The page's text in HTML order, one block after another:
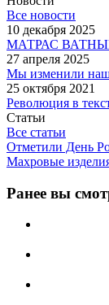
Все новости
10 декабря 2025
МАТРАС
27 апреля 2025
Мы изменили наш
25 октября 2021
Революция в
Статьи
Все статьи
Отметили День
Махровые
Ранее вы